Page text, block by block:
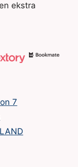
ekstra
7